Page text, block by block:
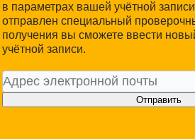
в параметрах вашей учётной
отправлен специальный
получения вы сможете ввести
учётной записи.
Отправить